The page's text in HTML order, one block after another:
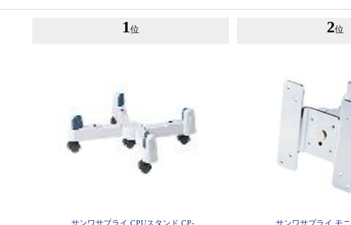
1 位
サンワサプライ CPUスタンド CP-
2位
サンワサプライ モ